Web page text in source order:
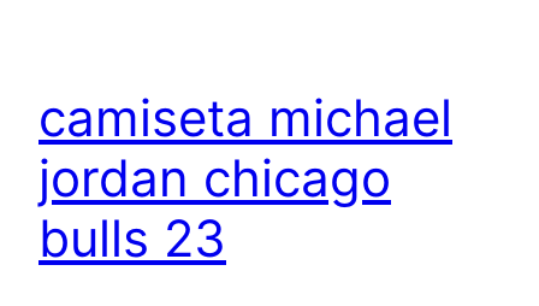
camiseta michael
jordan chicago
bulls 23